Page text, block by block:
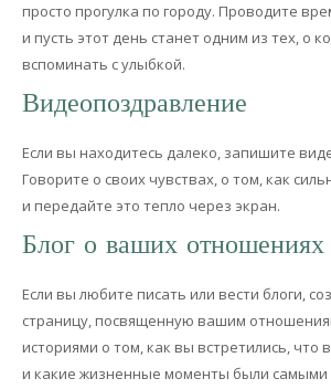
просто прогулка по городу. Проводите
и пусть этот день станет одним из тех, о
вспоминать с улыбкой.
Видеопоздравление
Если вы находитесь далеко, запишите
Говорите о своих чувствах, о том, как
и передайте это тепло через экран.
Блог о ваших отношениях
Если вы любите писать или вести блоги,
страницу, посвященную вашим
историями о том, как вы встретились, что
и какие жизненные моменты были самыми